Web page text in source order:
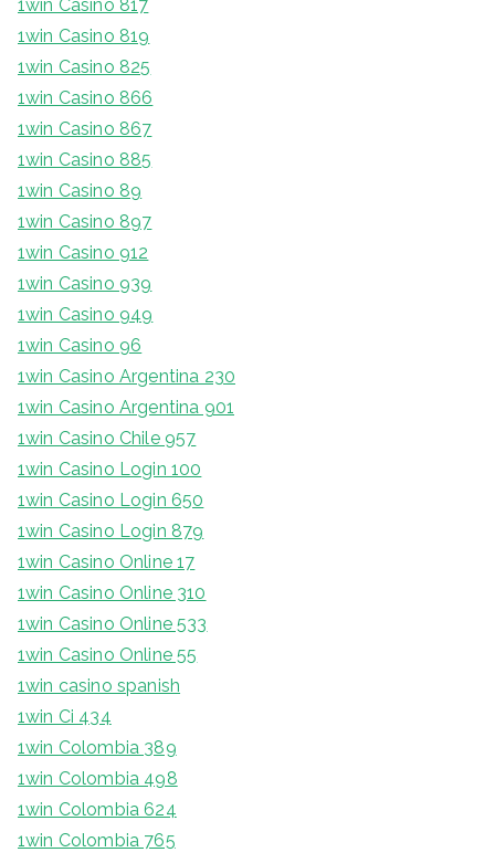
1win Casino 817
1win Casino 819
1win Casino 825
1win Casino 866
1win Casino 867
1win Casino 885
1win Casino 89
1win Casino 897
1win Casino 912
1win Casino 939
1win Casino 949
1win Casino 96
1win Casino Argentina 230
1win Casino Argentina 901
1win Casino Chile 957
1win Casino Login 100
1win Casino Login 650
1win Casino Login 879
1win Casino Online 17
1win Casino Online 310
1win Casino Online 533
1win Casino Online 55
1win casino spanish
1win Ci 434
1win Colombia 389
1win Colombia 498
1win Colombia 624
1win Colombia 765